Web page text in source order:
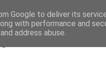
Google to deliver its
with performance and
address abuse.